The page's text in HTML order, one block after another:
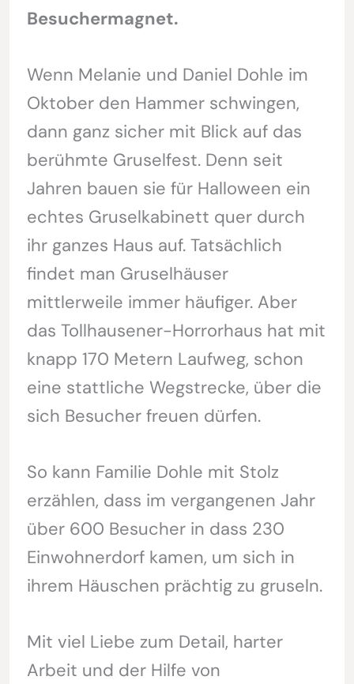
Besuchermagnet.
Wenn Melanie und Daniel Dohle im
Oktober den Hammer schwingen,
dann ganz sicher mit Blick auf das
berühmte Gruselfest. Denn seit
Jahren bauen sie für Halloween ein
echtes Gruselkabinett quer durch
ihr ganzes Haus auf. Tatsächlich
findet man Gruselhäuser
mittlerweile immer häufiger. Aber
das Tollhausener-Horrorhaus hat mit
knapp 170 Metern Laufweg, schon
eine stattliche Wegstrecke, über die
sich Besucher freuen dürfen.
So kann Familie Dohle mit Stolz
erzählen, dass im vergangenen Jahr
über 600 Besucher in dass 230
Einwohnerdorf kamen, um sich in
ihrem Häuschen prächtig zu gruseln.
Mit viel Liebe zum Detail, harter
Arbeit und der Hilfe von